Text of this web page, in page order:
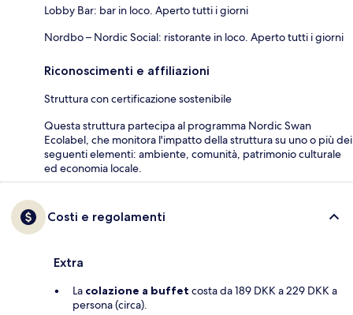
Lobby Bar: bar in loco. Aperto tutti i giorni
Nordbo – Nordic Social: ristorante in loco. Aperto tutti i giorni
Riconoscimenti e affiliazioni
Struttura con certificazione sostenibile
Questa struttura partecipa al programma Nordic Swan
Ecolabel, che monitora l'impatto della struttura su uno o più dei
seguenti elementi: ambiente, comunità, patrimonio culturale
ed economia locale.
Costi e regolamenti
Extra
La colazione a buffet costa da 189 DKK a 229 DKK a
persona (circa).